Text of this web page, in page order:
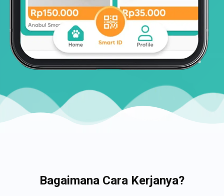
Bagaimana Cara Kerjanya?